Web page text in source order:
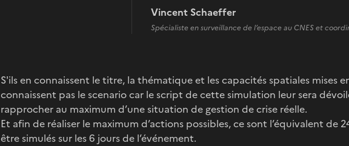
Vincent Schaeffer
Spécialiste en surveillance de l’espace au CNES et
S'ils en connaissent le titre, la thématique et les capacités spatiales mises
connaissent pas le scenario car le script de cette simulation leur sera
rapprocher au maximum d’une situation de gestion de crise réelle.
Et afin de réaliser le maximum d’actions possibles, ce sont l’équivalent de
être simulés sur les 6 jours de l’événement.